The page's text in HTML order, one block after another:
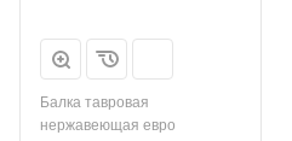
Балка тавровая
нержавеющая евро